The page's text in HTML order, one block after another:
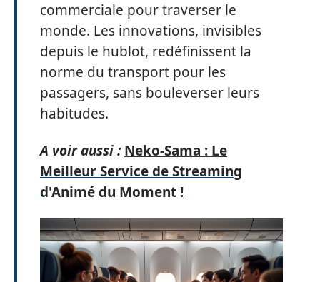
commerciale pour traverser le
monde. Les innovations, invisibles
depuis le hublot, redéfinissent la
norme du transport pour les
passagers, sans bouleverser leurs
habitudes.
A voir aussi : Neko-Sama : Le
Meilleur Service de Streaming
d'Animé du Moment !